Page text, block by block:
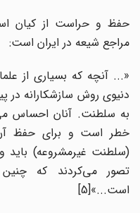
حفظ و حراست از کیان
مراجع شیعه در ایران است:
«... آنچه که بسیاری از
دنیوی روش سازشکارانه در
به سلطنت. آنان احساس
خطر است و برای حفظ
(سلطنت غیرمشروعه) باید
تصور می‌کردند که چنین
است...»[5]